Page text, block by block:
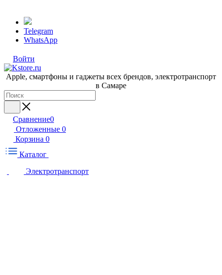
Telegram
WhatsApp
Войти
Apple, cмартфоны и гаджеты всех брендов, электротранспорт
в Самаре
Сравнение0
Отложенные 0
Корзина 0
Каталог
Электротранспорт